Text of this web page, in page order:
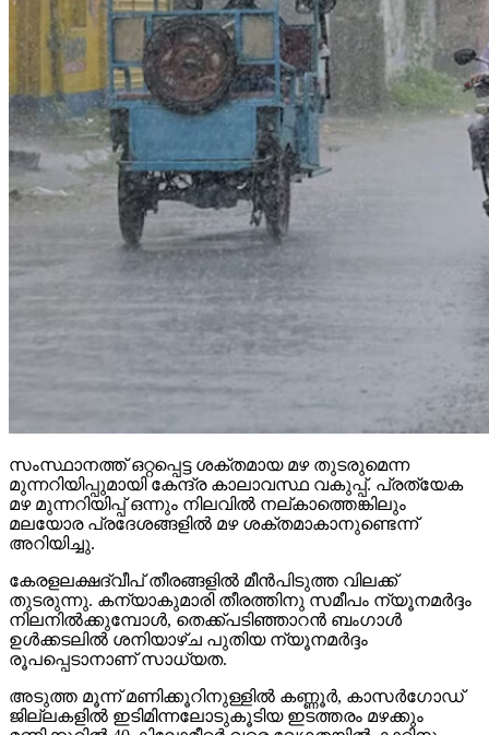
സംസ്ഥാനത്ത് ഒറ്റപ്പെട്ട ശക്തമായ മഴ തുടരുമെന്ന
മുന്നറിയിപ്പുമായി കേന്ദ്ര കാലാവസ്ഥ വകുപ്പ്. പ്രത്യേക
മഴ മുന്നറിയിപ്പ് ഒന്നും നിലവില്‍ നല്കാത്തെങ്കിലും
മലയോര പ്രദേശങ്ങളില്‍ മഴ ശക്തമാകാനുണ്ടെന്ന്
അറിയിച്ചു.
കേരളലക്ഷദ്വീപ് തീരങ്ങളില്‍ മീന്‍പിടുത്ത വിലക്ക്
തുടരുന്നു. കന്യാകുമാരി തീരത്തിനു സമീപം ന്യൂനമര്‍ദ്ദം
നിലനില്‍ക്കുമ്പോള്‍, തെക്ക്പടിഞ്ഞാറന്‍ ബംഗാള്‍
ഉള്‍ക്കടലില്‍ ശനിയാഴ്ച പുതിയ ന്യൂനമര്‍ദ്ദം
രൂപപ്പെടാനാണ് സാധ്യത.
അടുത്ത മൂന്ന് മണിക്കൂറിനുള്ളില്‍ കണ്ണൂര്‍, കാസര്‍ഗോഡ്
ജില്ലകളില്‍ ഇടിമിന്നലോടുകൂടിയ ഇടത്തരം മഴക്കും